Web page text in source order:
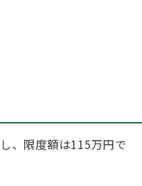
、限度額は115万円で